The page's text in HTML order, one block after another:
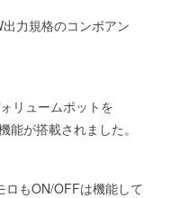
力規格のコンボアン
リュームポットを
能が搭載されました。
ロもON/OFFは機能して